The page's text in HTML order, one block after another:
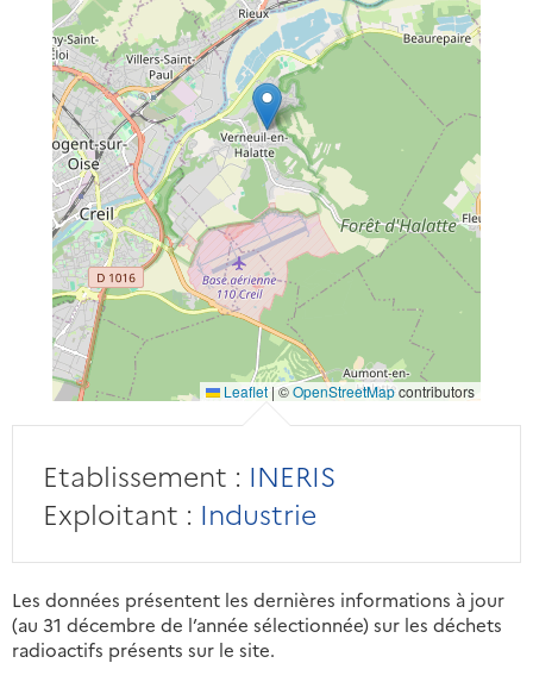
Leaflet | ©OpenStreetMapcontributors
Etablissement : INERIS
Exploitant : Industrie
Les données présentent les dernières informations à jour
(au 31 décembre de l’année sélectionnée) sur les déchets
radioactifs présents sur le site.